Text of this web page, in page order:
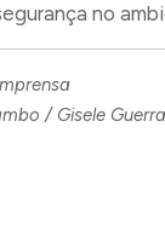
no
/ Gisele Guerra